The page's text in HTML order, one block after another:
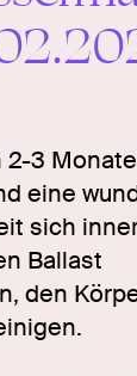
2-3
eine
sich
Ballast
den